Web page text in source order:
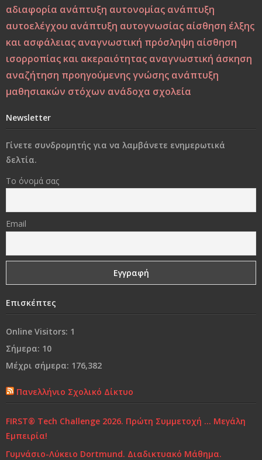
Από τη Βιοπαιδαγωγική στη Ζωοπαιδαγωγική;
Το δέντρο, το πουλί και τα φτερά: Η αλληγορία της
πίστης στον εαυτό στους ύποπτους καιρούς
Η Παιδεία και η Μάθηση υπό το Πρίσμα του Δημήτρη
Η σωματική βία: Η κορυφή του παγόβουνου, οι σιωπηλές
μορφές βίας που προμηνύουν το κακό
Στο διάβα της ζωής να φροντίσεις να παραμείνεις
άνθρωπος..!
«Δεν φωτιζόμαστε κοιτάζοντας το φως, αλλά
βυθιζόμενοι στο σκοτάδι μας»
Γονικές συμπεριφορές που εμποδίζουν τα παιδιά να
Ναι, θα έφευγα
Από τη «συμμωρία» στη…«συμμορία»..!
Ο κόσμος μας…
Χρόνια Πολλά...
Ελένη Γλύκατζη Αρβελέρ: Η Παιδεία είναι το μόνο
αντίδοτο στην κρίση και ξεκινά από το σπίτι
αδιαφορία ανάπτυξη αυτονομίας ανάπτυξη
αυτοελέγχου ανάπτυξη αυτογνωσίας αίσθηση έλξης
και ασφάλειας αναγνωστική πρόσληψη αίσθηση
ισορροπίας και ακεραιότητας αναγνωστική άσκηση
αναζήτηση προηγούμενης γνώσης ανάπτυξη
μαθησιακών στόχων ανάδοχα σχολεία
Newsletter
Γίνετε συνδρομητής για να λαμβάνετε ενημερωτικά
δελτία.
Το όνομά σας
Email
Επισκέπτες
Online Visitors: 1
Σήμερα: 10
Μέχρι σήμερα: 176,382
Πανελλήνιο Σχολικό Δίκτυο
FIRST® Tech Challenge 2026. Πρώτη Συμμετοχή … Μεγάλη
Εμπειρία!
Γυμνάσιο-Λύκειο Dortmund. Διαδικτυακό Μάθημα.